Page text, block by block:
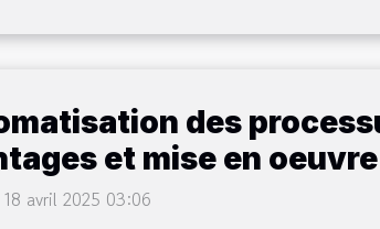
des
et mise en oeuvre
avril 2025 03:06